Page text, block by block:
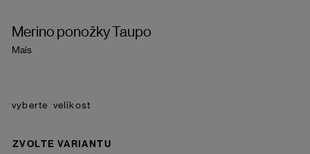
Merino ponožky Taupo
Mais
velikost
ZVOLTE VARIANTU